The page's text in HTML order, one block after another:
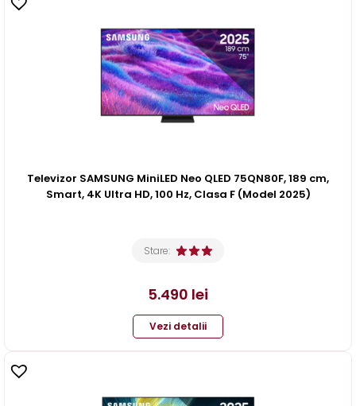
Televizor SAMSUNG MiniLED Neo QLED 75QN80F, 189 cm,
Smart, 4K Ultra HD, 100 Hz, Clasa F (Model 2025)
Stare:
5.490 lei
Vezi detalii